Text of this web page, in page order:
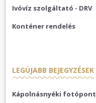
Ivóvíz szolgáltató - DRV
Konténer rendelés
LEGÚJABB BEJEGYZÉSEK
Kápolnásnyéki fotópont